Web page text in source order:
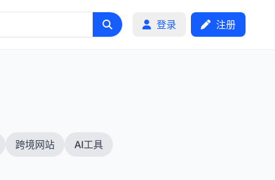
登录 注册
跨境网站 AI工具